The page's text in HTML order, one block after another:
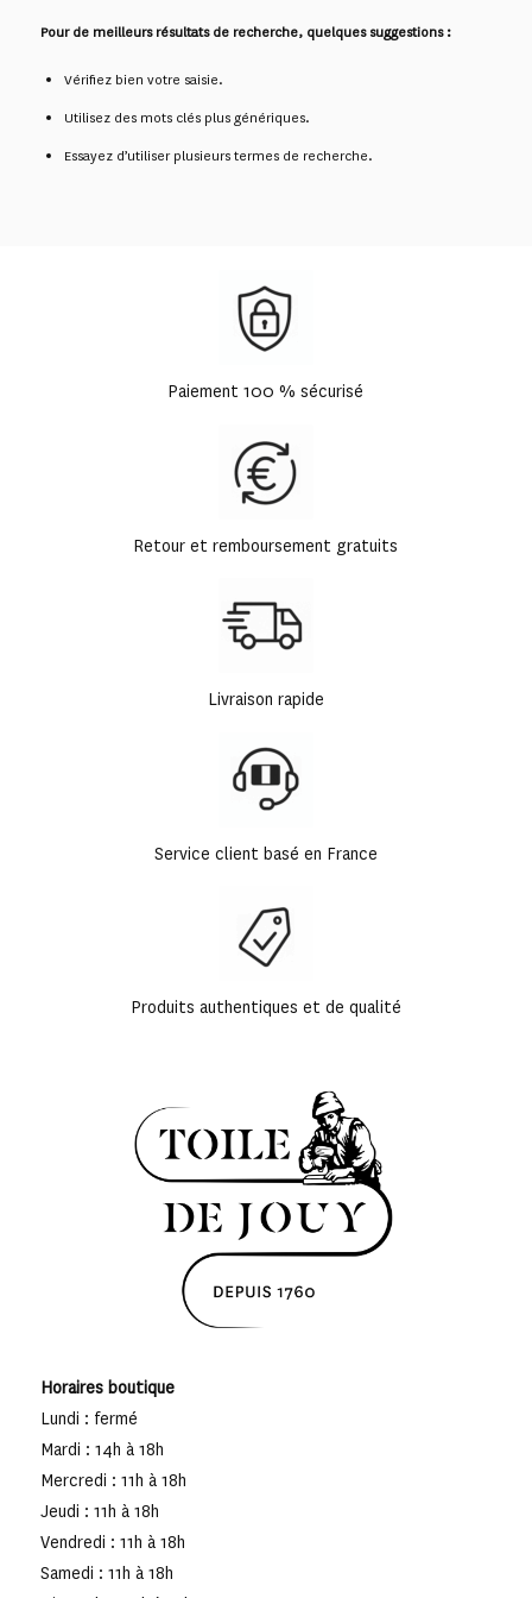
Pour de meilleurs résultats de recherche, quelques suggestions :
Vérifiez bien votre saisie.
Utilisez des mots clés plus génériques.
Essayez d’utiliser plusieurs termes de recherche.
Paiement 100 % sécurisé
Retour et remboursement gratuits
Livraison rapide
Service client basé en France
Produits authentiques et de qualité
Horaires boutique
Lundi : fermé
Mardi : 14h à 18h
Mercredi : 11h à 18h
Jeudi : 11h à 18h
Vendredi : 11h à 18h
Samedi : 11h à 18h